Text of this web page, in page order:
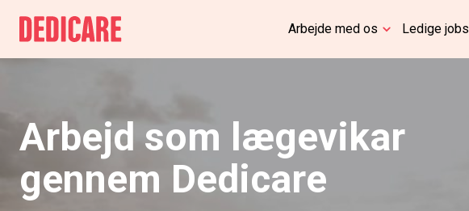
Arbejde med os Ledige jobs
Arbejd som lægevikar
gennem Dedicare